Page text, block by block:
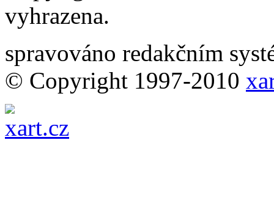
vyhrazena.
spravováno redakčním
© Copyright 1997-2010